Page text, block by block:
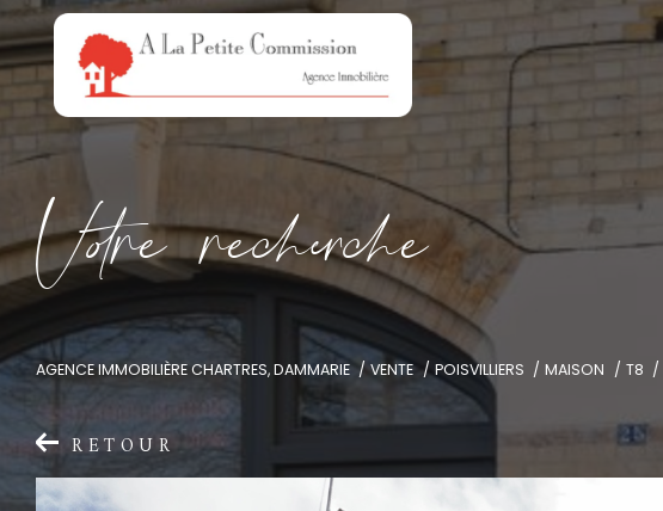
Vore recece
AGENCE IMMOBILIÈRE CHARTRES, DAMMARIE VENTE POISVILLIERS MAISON T8
RETOUR